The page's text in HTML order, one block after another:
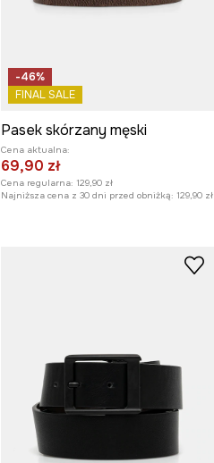
-46%
FINAL SALE
Pasek skórzany męski
Cena aktualna:
69,90 zł
Cena regularna: 129,90 zł
Najniższa cena z 30 dni przed obniżką: 129,90 zł